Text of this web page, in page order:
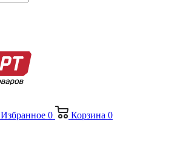
Избранное 0 Корзина 0